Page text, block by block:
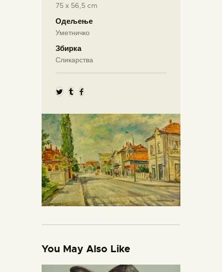
75 х 56,5 cm
Одељење
Уметничко
Збирка
Сликарства
You May Also Like